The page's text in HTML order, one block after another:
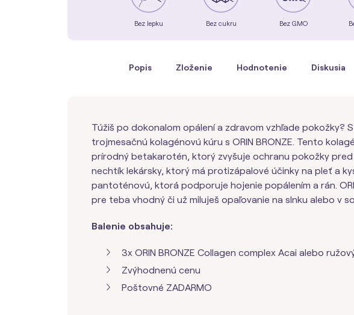
Bez lepku Bez cukru Bez GMO
Popis Zloženie Hodnotenie Diskusia
Túžiš po dokonalom opálení a zdravom vzhľade pokožky?
trojmesačnú kolagénovú kúru s ORIN BRONZE. Tento
prírodný betakarotén, ktorý zvyšuje ochranu pokožky pred
nechtík lekársky, ktorý má protizápalové účinky na pleť a
pantoténovú, ktorá podporuje hojenie popálením a rán.
pre teba vhodný či už miluješ opaľovanie na slnku alebo v
Balenie obsahuje:
3x ORIN BRONZE Collagen complex Acai alebo
Zvýhodnenú cenu
Poštovné ZADARMO